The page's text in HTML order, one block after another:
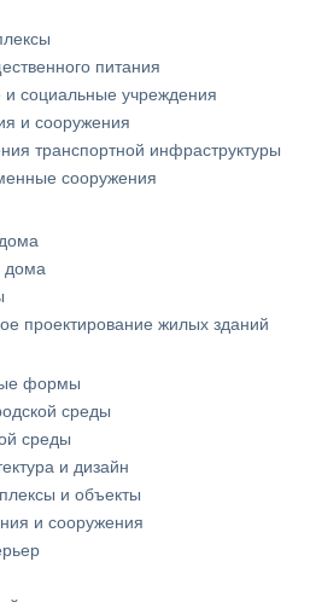
питания
социальные учреждения
и сооружения
транспортной инфраструктуры
сооружения
дома
проектирование жилых зданий
формы
среды
среды
и дизайн
и объекты
и сооружения